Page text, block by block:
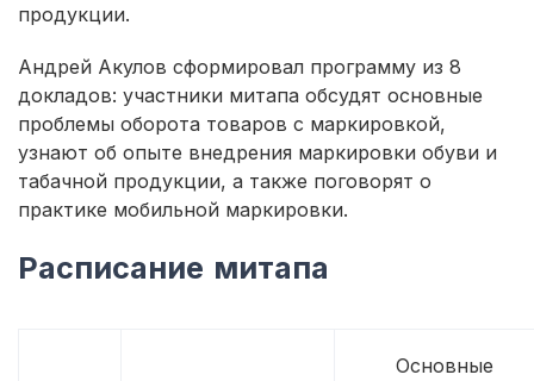
продукции.
Андрей Акулов сформировал программу из 8
докладов: участники митапа обсудят основные
проблемы оборота товаров с маркировкой,
узнают об опыте внедрения маркировки обуви и
табачной продукции, а также поговорят о
практике мобильной маркировки.
Расписание митапа
Основные